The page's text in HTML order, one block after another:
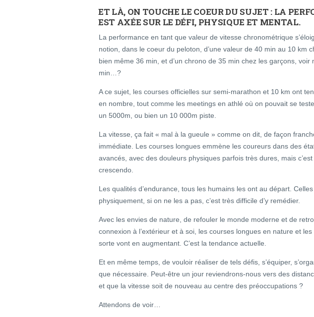
ET LÀ, ON TOUCHE LE COEUR DU SUJET : LA
EST AXÉE SUR LE DÉFI, PHYSIQUE ET MENTAL.
La performance en tant que valeur de vitesse chronométrique
notion, dans le coeur du peloton, d’une valeur de 40 min au 10 km
bien même 36 min, et d’un chrono de 35 min chez les garçons, voir
min…?
A ce sujet, les courses officielles sur semi-marathon et 10 km ont
en nombre, tout comme les meetings en athlé où on pouvait se
un 5000m, ou bien un 10 000m piste.
La vitesse, ça fait « mal à la gueule » comme on dit, de façon
immédiate. Les courses longues emmène les coureurs dans des
avancés, avec des douleurs physiques parfois très dures, mais
crescendo.
Les qualités d’endurance, tous les humains les ont au départ.
physiquement, si on ne les a pas, c’est très difficile d’y remédier.
Avec les envies de nature, de refouler le monde moderne et de
connexion à l’extérieur et à soi, les courses longues en nature et
sorte vont en augmentant. C’est la tendance actuelle.
Et en même temps, de vouloir réaliser de tels défis, s’équiper,
que nécessaire. Peut-être un jour reviendrons-nous vers des
et que la vitesse soit de nouveau au centre des préoccupations ?
Attendons de voir…